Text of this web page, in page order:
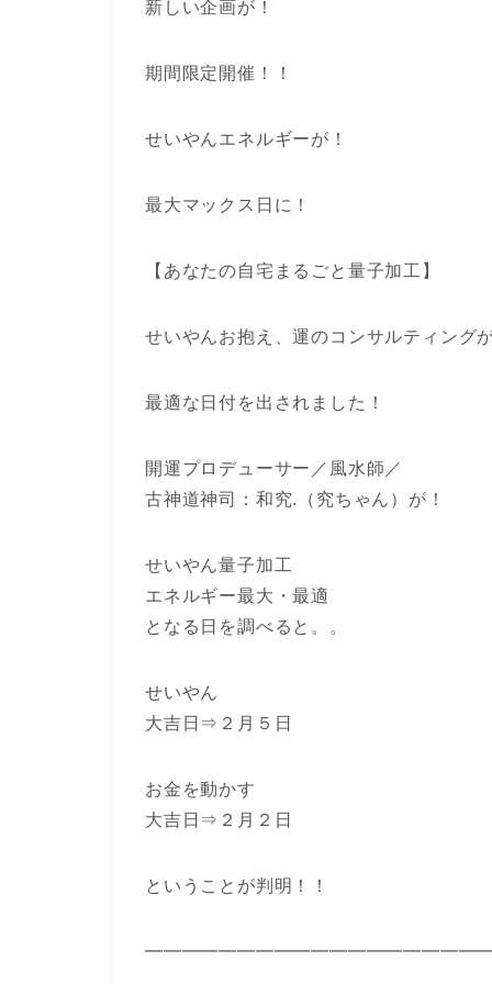
新しい企画が！
期間限定開催！！
せいやんエネルギーが！
最大マックス日に！
【あなたの自宅まるごと量子加工】
せいやんお抱え、運のコンサルティング
最適な日付を出されました！
開運プロデューサー／風水師／
古神道神司：和究.（究ちゃん）が！
せいやん量子加工
エネルギー最大・最適
となる日を調べると。。
せいやん
大吉日⇒２月５日
お金を動かす
大吉日⇒２月２日
ということが判明！！